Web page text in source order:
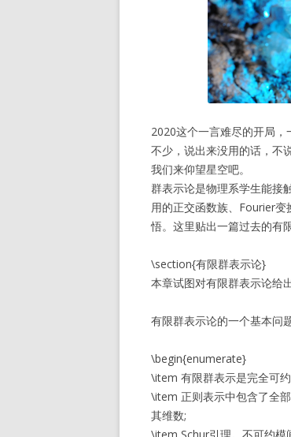
2020这个一言难尽的开局
不少，说出来没用的话，不
我们来仰望星空吧。
群表示论是物理系学生能接
用的正交函数族、Fourier
悟。这里贴出一篇过去的有
\section{有限群表示论}
本章试图对有限群表示论给
有限群表示论的一个基本问
\begin{enumerate}
\item 有限群表示是完全可
\item 正则表示中包含了全
其维数;